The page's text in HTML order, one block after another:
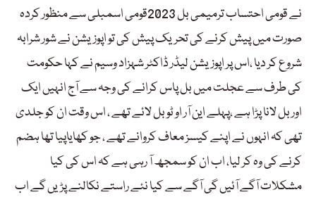
نے قومی احتساب ترمیمی بل 2023قومی اسمبلی سے منظور کردہ
صورت میں پیش کرنے کی تحریک پیش کی تو اپوزیشن نے شور شرابہ
شروع کر دیا ،اس پر اپوزیشن لیڈر ڈاکٹر شہزاد وسیم نے کہا حکومت
کی طرف سے عجلت میں بل پاس کرانے کی وجہ سے آج انہیں ایک
اوربل لانا پڑا ہے ،پہلے این آر او ٹو بل لائے تھے ، اس وقت ان کو جلدی
تھی کہ انہوں نے اپنے کیسز معاف کروانے تھے ، جو کھایاپیا تھا ہضم
کرنے کی وہ کر لیا، اب ان کو سمجھ آ رہی ہے کہ اس کی کیا
مشکلات آگے آئیں گی آگے سے کیا نئے راستے نکالنے پڑیں گے اب